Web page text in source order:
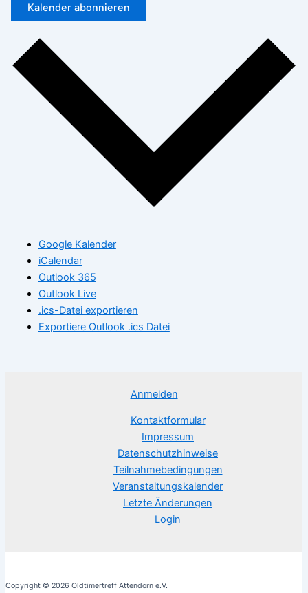
Kalender abonnieren
Google Kalender
iCalendar
Outlook 365
Outlook Live
.ics-Datei exportieren
Exportiere Outlook .ics Datei
Anmelden
Kontaktformular
Impressum
Datenschutzhinweise
Teilnahmebedingungen
Veranstaltungskalender
Letzte Änderungen
Login
Copyright © 2026 Oldtimertreff Attendorn e.V.